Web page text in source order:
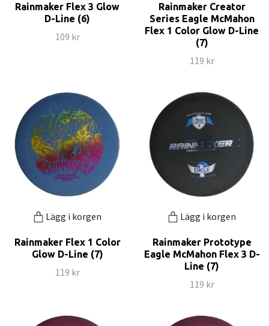
Rainmaker Flex 3 Glow
D-Line (6)
109 kr
Rainmaker Creator
Series Eagle McMahon
Flex 1 Color Glow D-Line
(7)
119 kr
Lägg i korgen
Rainmaker Flex 1 Color
Glow D-Line (7)
119 kr
Lägg i korgen
Rainmaker Prototype
Eagle McMahon Flex 3 D-
Line (7)
119 kr